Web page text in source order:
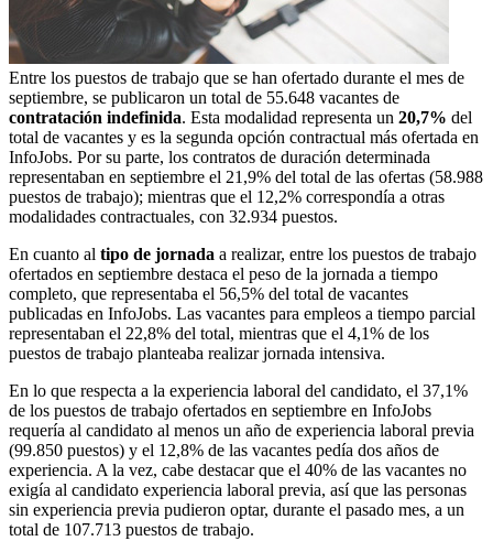
Entre los puestos de trabajo que se han ofertado durante el mes de
septiembre, se publicaron un total de 55.648 vacantes de
contratación indefinida. Esta modalidad representa un 20,7% del
total de vacantes y es la segunda opción contractual más ofertada en
InfoJobs. Por su parte, los contratos de duración determinada
representaban en septiembre el 21,9% del total de las ofertas (58.988
puestos de trabajo); mientras que el 12,2% correspondía a otras
modalidades contractuales, con 32.934 puestos.
En cuanto al tipo de jornada a realizar, entre los puestos de trabajo
ofertados en septiembre destaca el peso de la jornada a tiempo
completo, que representaba el 56,5% del total de vacantes
publicadas en InfoJobs. Las vacantes para empleos a tiempo parcial
representaban el 22,8% del total, mientras que el 4,1% de los
puestos de trabajo planteaba realizar jornada intensiva.
En lo que respecta a la experiencia laboral del candidato, el 37,1%
de los puestos de trabajo ofertados en septiembre en InfoJobs
requería al candidato al menos un año de experiencia laboral previa
(99.850 puestos) y el 12,8% de las vacantes pedía dos años de
experiencia. A la vez, cabe destacar que el 40% de las vacantes no
exigía al candidato experiencia laboral previa, así que las personas
sin experiencia previa pudieron optar, durante el pasado mes, a un
total de 107.713 puestos de trabajo.